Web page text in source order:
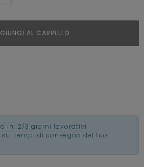
AL CARRELLO
in: 2/3 giorni lavorativi
tempi di consegna del tuo